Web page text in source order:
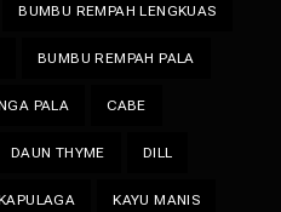
BUMBU REMPAH LENGKUAS
BUMBU REMPAH PALA
PALA CABE
DAUN THYME DILL
KAYU MANIS